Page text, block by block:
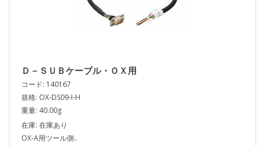
Ｄ－ＳＵＢケーブル・ＯＸ用
コード: 140167
規格: OX-DS09-I-H
重量: 40.00g
在庫: 在庫あり
OX-A用ツール側..